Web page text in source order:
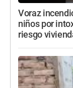
Voraz
niños por
riesgo